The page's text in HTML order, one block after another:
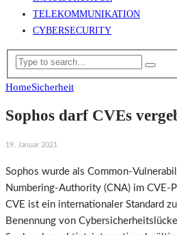
TELEKOMMUNIKATION
CYBERSECURITY
HomeSicherheit
Sophos darf CVEs
19. Januar 2021
Sophos wurde als Common-
Numbering-Authority (CNA) im CVE-
CVE ist ein internationaler Standard
Benennung von